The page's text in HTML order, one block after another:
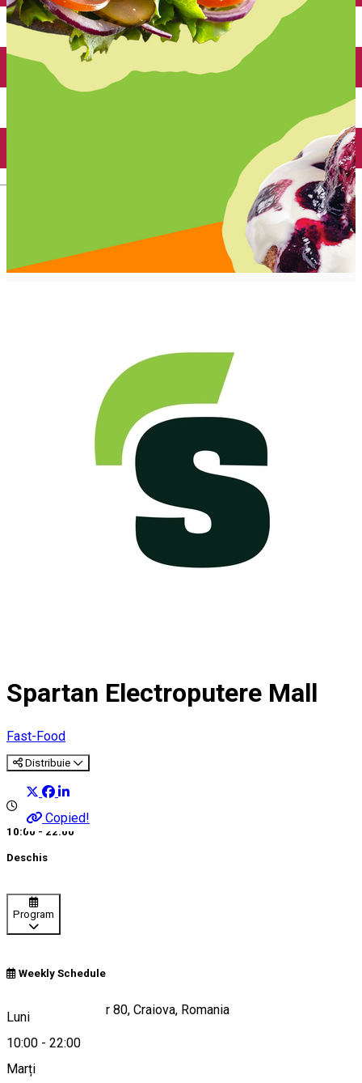
Închirieri auto
Închirieri biciclete
Taxi
Încărcare vehicule electrice
Spartan Electroputere Mall
Fast-Food
Distribuie
Copied!
10:00 - 22:00
Deschis
Program
Weekly Schedule
Luni
10:00 - 22:00
Marți
Calea București, nr 80, Craiova, Romania
Hartă